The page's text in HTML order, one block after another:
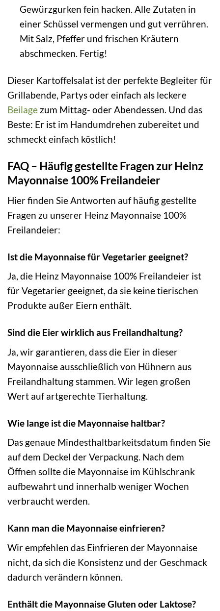
Gewürzgurken fein hacken. Alle Zutaten in
einer Schüssel vermengen und gut verrühren.
Mit Salz, Pfeffer und frischen Kräutern
abschmecken. Fertig!
Dieser Kartoffelsalat ist der perfekte Begleiter für
Grillabende, Partys oder einfach als leckere
Beilage zum Mittag- oder Abendessen. Und das
Beste: Er ist im Handumdrehen zubereitet und
schmeckt einfach köstlich!
FAQ – Häufig gestellte Fragen zur Heinz
Mayonnaise 100% Freilandeier
Hier finden Sie Antworten auf häufig gestellte
Fragen zu unserer Heinz Mayonnaise 100%
Freilandeier:
Ist die Mayonnaise für Vegetarier geeignet?
Ja, die Heinz Mayonnaise 100% Freilandeier ist
für Vegetarier geeignet, da sie keine tierischen
Produkte außer Eiern enthält.
Sind die Eier wirklich aus Freilandhaltung?
Ja, wir garantieren, dass die Eier in dieser
Mayonnaise ausschließlich von Hühnern aus
Freilandhaltung stammen. Wir legen großen
Wert auf artgerechte Tierhaltung.
Wie lange ist die Mayonnaise haltbar?
Das genaue Mindesthaltbarkeitsdatum finden Sie
auf dem Deckel der Verpackung. Nach dem
Öffnen sollte die Mayonnaise im Kühlschrank
aufbewahrt und innerhalb weniger Wochen
verbraucht werden.
Kann man die Mayonnaise einfrieren?
Wir empfehlen das Einfrieren der Mayonnaise
nicht, da sich die Konsistenz und der Geschmack
dadurch verändern können.
Enthält die Mayonnaise Gluten oder Laktose?